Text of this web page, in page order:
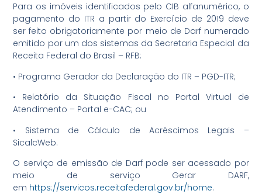
Para os imóveis identificados pelo CIB alfanumérico, o
pagamento do ITR a partir do Exercício de 2019 deve
ser feito obrigatoriamente por meio de Darf numerado
emitido por um dos sistemas da Secretaria Especial da
Receita Federal do Brasil – RFB:
• Programa Gerador da Declaração do ITR – PGD-ITR;
• Relatório da Situação Fiscal no Portal Virtual de
Atendimento – Portal e-CAC; ou
• Sistema de Cálculo de Acréscimos Legais –
SicalcWeb.
O serviço de emissão de Darf pode ser acessado por
meio de serviço Gerar DARF,
em https://servicos.receitafederal.gov.br/home.